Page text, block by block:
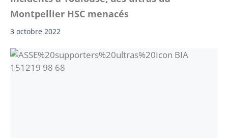
Montpellier HSC menacés
3 octobre 2022